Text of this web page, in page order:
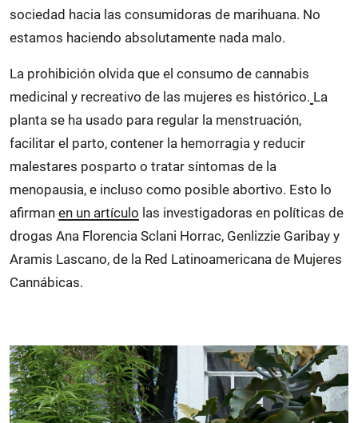
sociedad hacia las consumidoras de marihuana. No
estamos haciendo absolutamente nada malo.
La prohibición olvida que el consumo de cannabis
medicinal y recreativo de las mujeres es histórico. La
planta se ha usado para regular la menstruación,
facilitar el parto, contener la hemorragia y reducir
malestares posparto o tratar síntomas de la
menopausia, e incluso como posible abortivo. Esto lo
afirman en un artículo las investigadoras en políticas de
drogas Ana Florencia Sclani Horrac, Genlizzie Garibay y
Aramis Lascano, de la Red Latinoamericana de Mujeres
Cannábicas.